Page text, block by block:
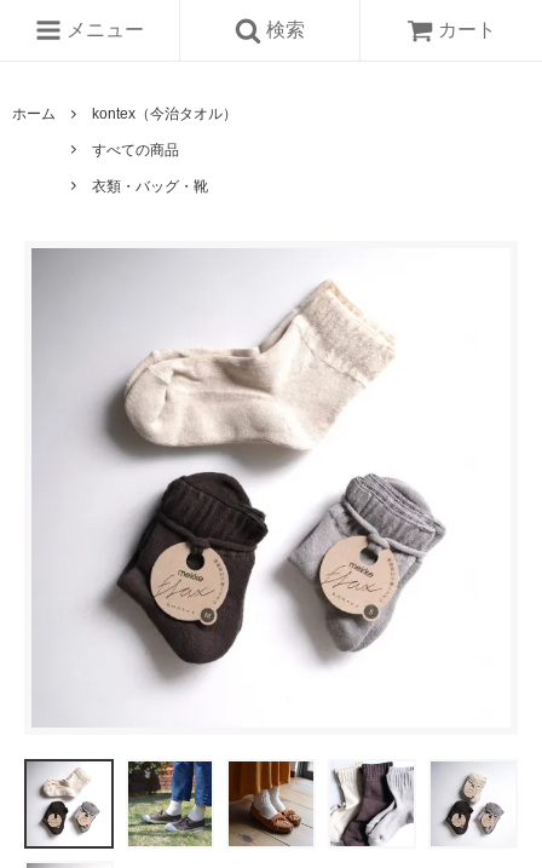
メニュー 検索 カート
ホーム kontex（今治タオル）
すべての商品
衣類・バッグ・靴